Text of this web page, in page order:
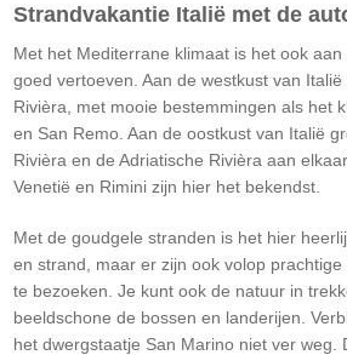
Strandvakantie Italië met de
Met het Mediterrane klimaat is het ook
goed vertoeven. Aan de westkust van
Rivièra, met mooie bestemmingen als het
en San Remo. Aan de oostkust van Italië
Rivièra en de Adriatische Rivièra aan
Venetië en Rimini zijn hier het bekendst.​
Met de goudgele stranden is het hier
en strand, maar er zijn ook volop
te bezoeken. Je kunt ook de natuur in
beeldschone de bossen en landerijen.
het dwergstaatje San Marino niet ver weg.